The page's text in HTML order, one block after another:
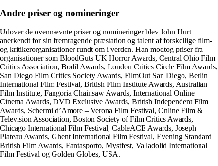
Andre priser og nomineringer
Udover de ovennævnte priser og nomineringer blev John Hurt
anerkendt for sin fremragende præstation og talent af forskellige film-
og kritikerorganisationer rundt om i verden. Han modtog priser fra
organisationer som BloodGuts UK Horror Awards, Central Ohio Film
Critics Association, Bodil Awards, London Critics Circle Film Awards,
San Diego Film Critics Society Awards, FilmOut San Diego, Berlin
International Film Festival, British Film Institute Awards, Australian
Film Institute, Fangoria Chainsaw Awards, International Online
Cinema Awards, DVD Exclusive Awards, British Independent Film
Awards, Schermi d’Amore – Verona Film Festival, Online Film &
Television Association, Boston Society of Film Critics Awards,
Chicago International Film Festival, CableACE Awards, Joseph
Plateau Awards, Ghent International Film Festival, Evening Standard
British Film Awards, Fantasporto, Mystfest, Valladolid International
Film Festival og Golden Globes, USA.